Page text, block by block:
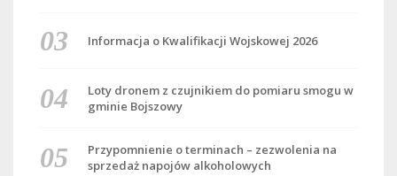
Informacja o Kwalifikacji Wojskowej 2026
Loty dronem z czujnikiem do pomiaru smogu w
gminie Bojszowy
Przypomnienie o terminach – zezwolenia na
sprzedaż napojów alkoholowych